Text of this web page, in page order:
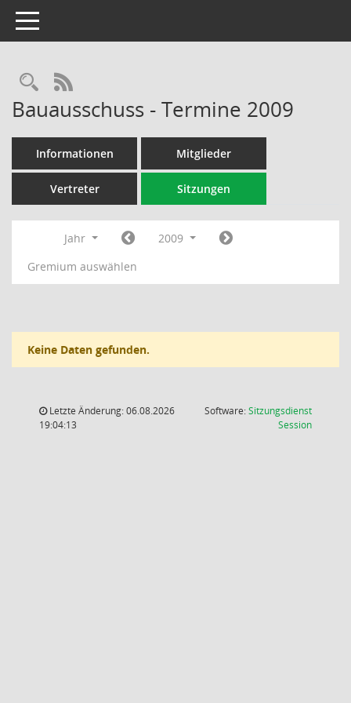
Toggle navigation
Rechercheauswahl
RSS-Feed
Bauausschuss - Termine 2009
Informationen Mitglieder
Vertreter Sitzungen
Jahr
2009
Gremium auswählen
Keine Daten gefunden.
Letzte Änderung: 06.08.2026
19:04:13
Software:Sitzungsdienst
Session(Wird in